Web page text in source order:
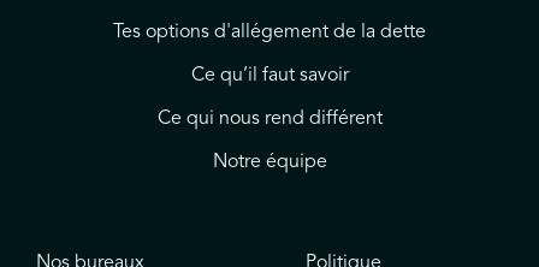
Tes options d'allégement de la dette
Ce qu’il faut savoir
Ce qui nous rend différent
Notre équipe